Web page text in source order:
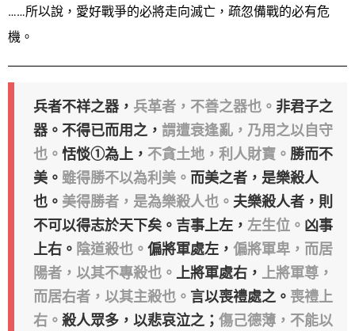
……所以說，愛好戰爭的必將走向滅亡，疏忽備戰的必有危
機。
兵者不祥之器， 兵革者，不善之器也。 非君子之
器。不得已而用之， 謂遭衰逢亂，乃用之以自守
也。 恬惔①為上， 不貪土地，利人財寶。 勝而不
美。 雖得勝不以為利美。 而美之者，是樂殺人
也。 美得勝者，是為樂殺人也。 夫樂殺人者，則
不可以得志於天下矣。吉事上左， 左生位。 凶事
上右。 陰道殺也。 偏將軍處左， 偏將軍卑，而居
陽者，以其不專殺也。 上將軍處右， 上將軍尊，
而居右者，以其主殺也。 言以喪禮處之。 喪禮上
右。 殺人眾多，以悲哀泣之； 傷己德薄，不能以